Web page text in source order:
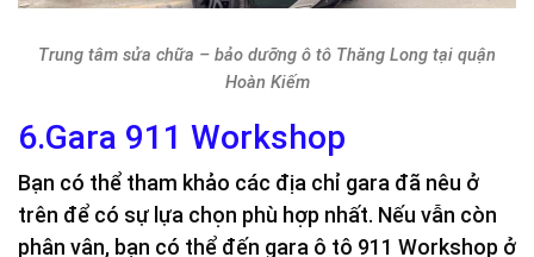
Trung tâm sửa chữa – bảo dưỡng ô tô Thăng Long tại quận
Hoàn Kiếm
6.Gara 911 Workshop
Bạn có thể tham khảo các địa chỉ gara đã nêu ở
trên để có sự lựa chọn phù hợp nhất. Nếu vẫn còn
phân vân, bạn có thể đến gara ô tô 911 Workshop ở